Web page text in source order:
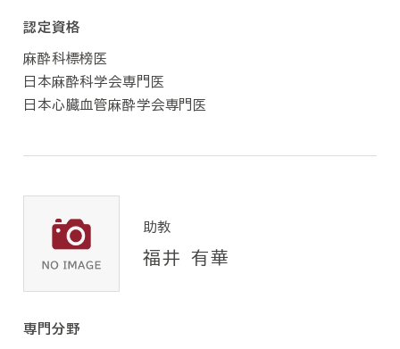
認定資格
麻酔科標榜医
日本麻酔科学会専門医
日本心臓血管麻酔学会専門医
助教
福井 有華
専門分野